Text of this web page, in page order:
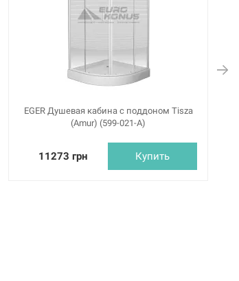
EGER Душевая кабина с поддоном Tisza
(Amur) (599-021-A)
11273 грн Купить